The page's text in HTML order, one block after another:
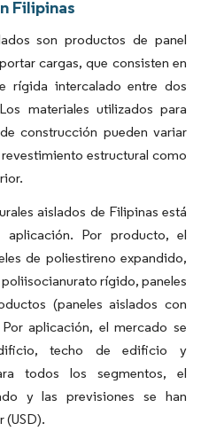
Filipinas
son productos de panel
cargas, que consisten en
rígida intercalado entre dos
materiales utilizados para
construcción pueden variar
estructural como
aislados de Filipinas está
Por producto, el
de poliestireno expandido,
rígido, paneles
(paneles aislados con
aplicación, el mercado se
techo de edificio y
todos los segmentos, el
y las previsiones se han
(USD).